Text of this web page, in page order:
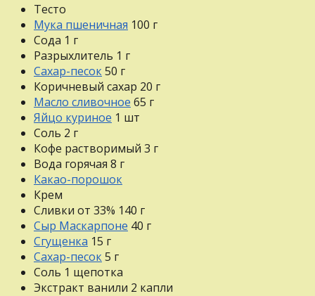
Тесто
Мука пшеничная 100 г
Сода 1 г
Разрыхлитель 1 г
Сахар-песок50 г
Коричневый сахар 20 г
Масло сливочное 65 г
Яйцо куриное 1 шт
Соль 2 г
Кофе растворимый 3 г
Вода горячая 8 г
Какао-порошок
Крем
Сливки от 33% 140 г
Сыр Маскарпоне 40 г
Сгущенка 15 г
Сахар-песок5 г
Соль 1 щепотка
Экстракт ванили 2 капли